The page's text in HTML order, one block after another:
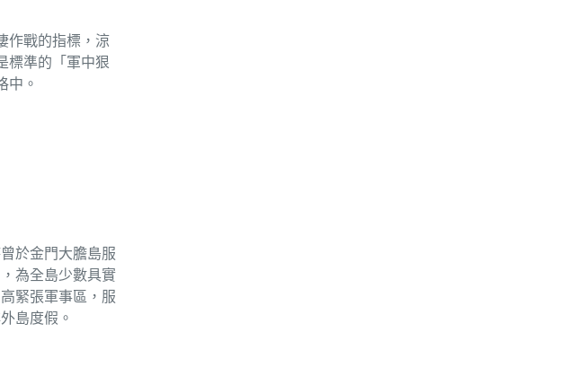
作戰的指標，涼
標準的「軍中狠
中。
於金門大膽島服
為全島少數具實
緊張軍事區，服
島度假。